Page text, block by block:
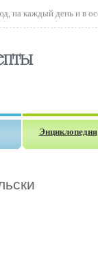
на каждый день и в
Энциклопедия